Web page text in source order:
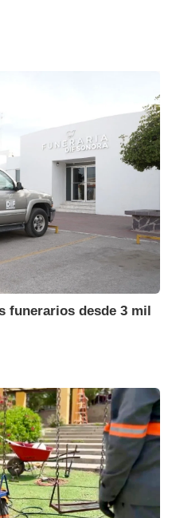
funerarios desde 3 mil